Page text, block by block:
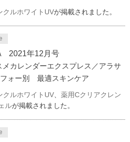
クルホワイトUVが掲載されました。
2021年12月号
メカレンダーエクスプレス／アラサ
ォー別 最適スキンケア
クルホワイトUV
薬用Cクリアクレン
ルが掲載されました。